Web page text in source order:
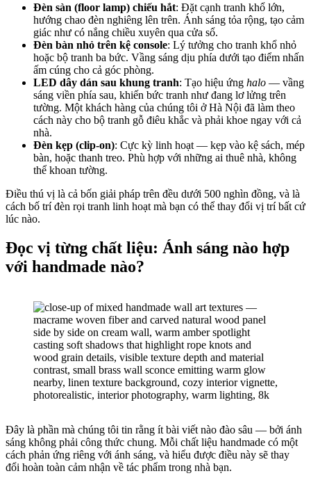
Đèn sàn (floor lamp) chiếu hắt: Đặt cạnh tranh khổ lớn,
hướng chao đèn nghiêng lên trên. Ánh sáng tỏa rộng, tạo cảm
giác như có nắng chiều xuyên qua cửa sổ.
Đèn bàn nhỏ trên kệ console: Lý tưởng cho tranh khổ nhỏ
hoặc bộ tranh ba bức. Vầng sáng dịu phía dưới tạo điểm nhấn
ấm cúng cho cả góc phòng.
LED dây dán sau khung tranh: Tạo hiệu ứng halo — vầng
sáng viền phía sau, khiến bức tranh như đang lơ lửng trên
tường. Một khách hàng của chúng tôi ở Hà Nội đã làm theo
cách này cho bộ tranh gỗ điêu khắc và phải khoe ngay với cả
nhà.
Đèn kẹp (clip-on): Cực kỳ linh hoạt — kẹp vào kệ sách, mép
bàn, hoặc thanh treo. Phù hợp với những ai thuê nhà, không
thể khoan tường.
Điều thú vị là cả bốn giải pháp trên đều dưới 500 nghìn đồng, và là
cách bố trí đèn rọi tranh linh hoạt mà bạn có thể thay đổi vị trí bất cứ
lúc nào.
Đọc vị từng chất liệu: Ánh sáng nào hợp
với handmade nào?
Đây là phần mà chúng tôi tin rằng ít bài viết nào đào sâu — bởi ánh
sáng không phải công thức chung. Mỗi chất liệu handmade có một
cách phản ứng riêng với ánh sáng, và hiểu được điều này sẽ thay
đổi hoàn toàn cảm nhận về tác phẩm trong nhà bạn.